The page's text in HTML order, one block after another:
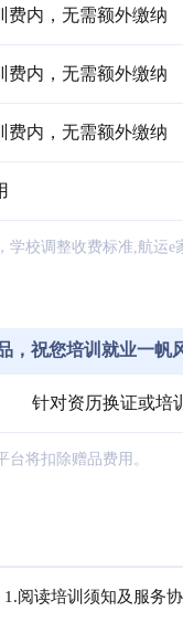
费内，无需额外缴纳
费内，无需额外缴纳
费内，无需额外缴纳
学校调整收费标准,航运
，祝您培训就业一帆
针对资历换证或培
将扣除赠品费用。
1.阅读培训须知及服务